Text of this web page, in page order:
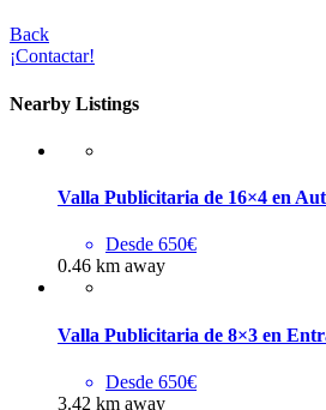
Back
¡Contactar!
Nearby Listings
Valla Publicitaria de 16×4 en
Desde 650€
0.46 km away
Valla Publicitaria de 8×3 en
Desde 650€
3.42 km away